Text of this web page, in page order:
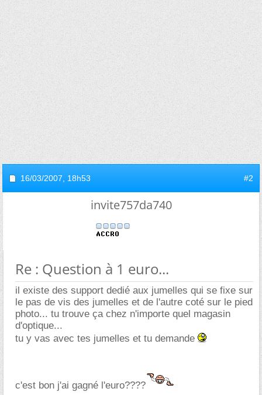
16/03/2007, 18h53 #2
invite757da740
Re : Question à 1 euro...
il existe des support dedié aux jumelles qui se fixe sur
le pas de vis des jumelles et de l'autre coté sur le pied
photo... tu trouve ça chez n'importe quel magasin
d'optique...
tu y vas avec tes jumelles et tu demande
c'est bon j'ai gagné l'euro????